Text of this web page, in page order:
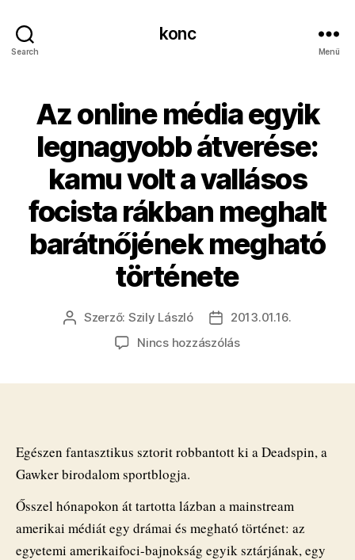
Search
konc
Menü
Az online média egyik
legnagyobb átverése:
kamu volt a vallásos
focista rákban meghalt
barátnőjének megható
története
Bejegyzés
szerzője
Szerző: Szily László
Bejegyzés
dátuma
2013.01.16.
Nincs hozzászólása(z)
átverése:
vallásos
focista
rákban
Egészen fantasztikus sztorit robbantott ki a Deadspin, a
Gawker birodalom sportblogja.
Ősszel hónapokon át tartotta lázban a mainstream
amerikai médiát egy drámai és megható történet: az
egyetemi amerikaifoci-bajnokság egyik sztárjának, egy